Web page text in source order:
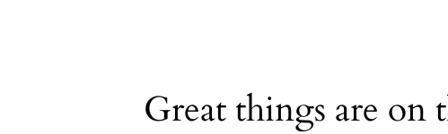
Great things are on